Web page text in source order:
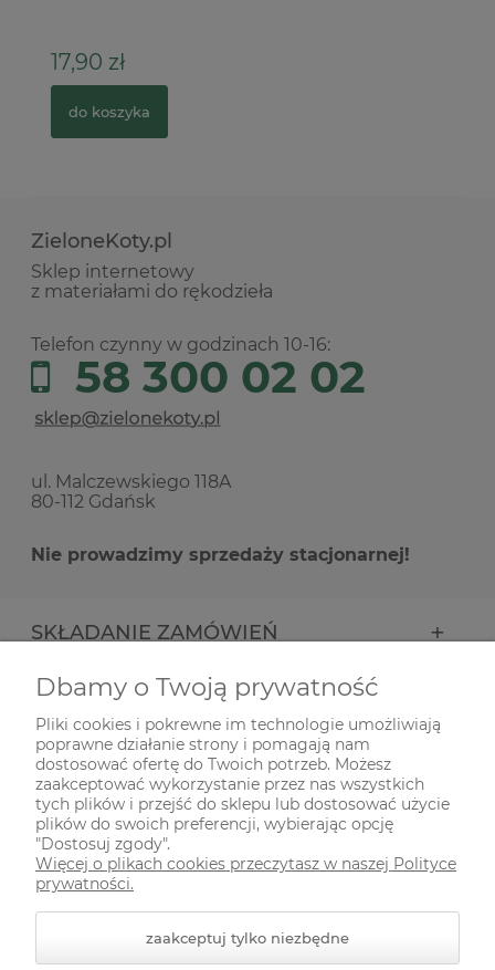
17,90 zł
do koszyka
ZieloneKoty.pl
Sklep internetowy
z materiałami do rękodzieła
Telefon czynny w godzinach 10-16:
58 300 02 02
ul. Malczewskiego 118A
80-112 Gdańsk
Nie prowadzimy sprzedaży stacjonarnej!
SKŁADANIE ZAMÓWIEŃ
INFORMACJE
ODWIEDŹ NAS NA
Dbamy o Twoją prywatność
Pliki cookies i pokrewne im technologie umożliwiają
poprawne działanie strony i pomagają nam
dostosować ofertę do Twoich potrzeb. Możesz
zaakceptować wykorzystanie przez nas wszystkich
tych plików i przejść do sklepu lub dostosować użycie
plików do swoich preferencji, wybierając opcję
"Dostosuj zgody".
Więcej o plikach cookies przeczytasz w naszej Polityce
prywatności.
zaakceptuj tylko niezbędne